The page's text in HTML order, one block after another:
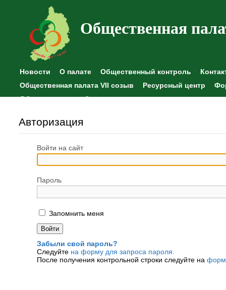
Общественная
Новости О палате Общественный контроль
Общественная палата VII созыв
Ресурсный центр
Общественные наблюдения
Авторизация
Войти на сайт
Пароль
Запомнить меня
Забыли свой пароль?
Следуйте на форму для запроса пароля.
После получения контрольной строки следуйте на